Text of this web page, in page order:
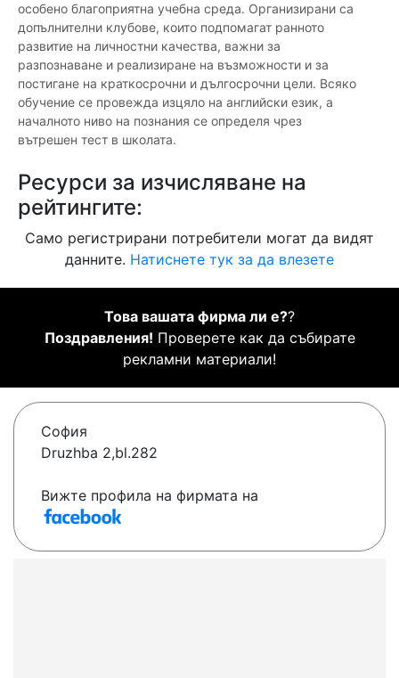
особено благоприятна учебна среда. Организирани са
допълнителни клубове, които подпомагат ранното
развитие на личностни качества, важни за
разпознаване и реализиране на възможности и за
постигане на краткосрочни и дългосрочни цели. Всяко
обучение се провежда изцяло на английски език, а
началното ниво на познания се определя чрез
вътрешен тест в школата.
Ресурси за изчисляване на
рейтингите:
Само регистрирани потребители могат да видят
данните. Натиснете тук за да влезете
Това вашата фирма ли е??
Поздравления! Проверете как да събирате
рекламни материали!
София
Druzhba 2,bl.282
Вижте профила на фирмата на